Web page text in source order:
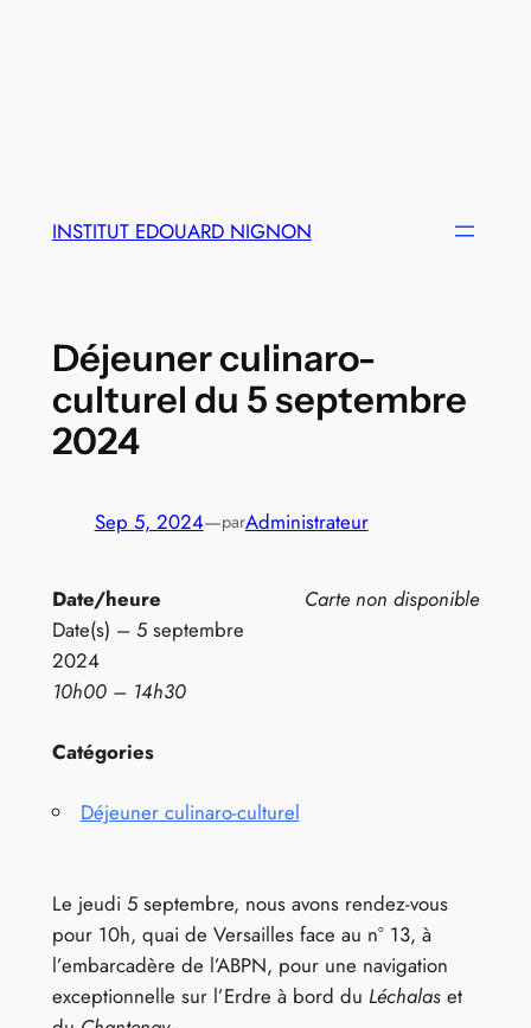
INSTITUT EDOUARD NIGNON
Déjeuner culinaro-
culturel du 5 septembre
2024
Sep 5, 2024—parAdministrateur
Carte non disponible
Date/heure
Date(s) – 5 septembre
2024
10h00 – 14h30
Catégories
Déjeuner culinaro-culturel
Le jeudi 5 septembre, nous avons rendez-vous
pour 10h, quai de Versailles face au n° 13, à
l’embarcadère de l’ABPN, pour une navigation
exceptionnelle sur l’Erdre à bord du Léchalas et